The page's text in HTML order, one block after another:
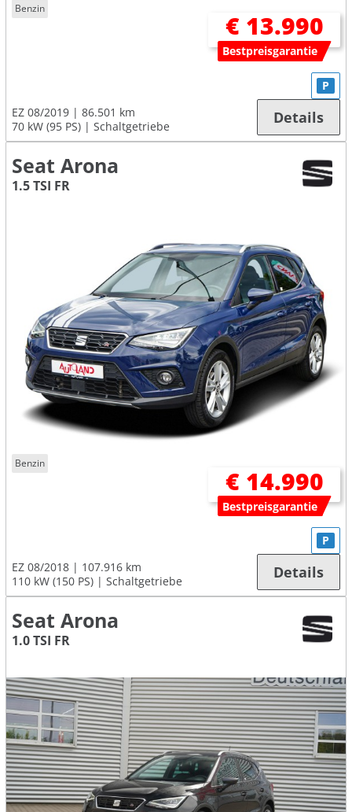
Benzin
€ 13.990
Bestpreisgarantie
EZ 08/2019
86.501 km
70 kW (95 PS)
Schaltgetriebe
P
Details
Seat Arona
1.5 TSI FR
Benzin
€ 14.990
Bestpreisgarantie
EZ 08/2018
107.916 km
110 kW (150 PS)
Schaltgetriebe
P
Details
Seat Arona
1.0 TSI FR